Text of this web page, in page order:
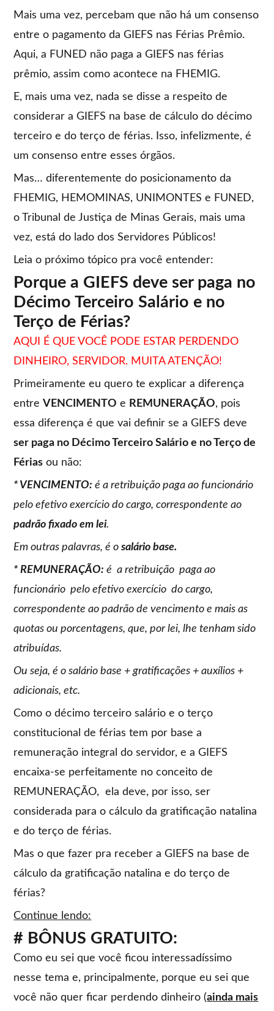
Mais uma vez, percebam que não há um consenso
entre o pagamento da GIEFS nas Férias Prêmio.
Aqui, a FUNED não paga a GIEFS nas férias
prêmio, assim como acontece na FHEMIG.
E, mais uma vez, nada se disse a respeito de
considerar a GIEFS na base de cálculo do décimo
terceiro e do terço de férias. Isso, infelizmente, é
um consenso entre esses órgãos.
Mas… diferentemente do posicionamento da
FHEMIG, HEMOMINAS, UNIMONTES e FUNED,
o Tribunal de Justiça de Minas Gerais, mais uma
vez, está do lado dos Servidores Públicos!
Leia o próximo tópico pra você entender:
Porque a GIEFS deve ser paga no
Décimo Terceiro Salário e no
Terço de Férias?
AQUI É QUE VOCÊ PODE ESTAR PERDENDO
DINHEIRO, SERVIDOR. MUITA ATENÇÃO!
Primeiramente eu quero te explicar a diferença
entreVENCIMENTO e REMUNERAÇÃO, pois
essa diferença é que vai definir se a GIEFS deve
ser paga no Décimo Terceiro Salário e no Terço de
Férias ou não:
* VENCIMENTO: é a retribuição paga ao funcionário
pelo efetivo exercício do cargo, correspondente ao
padrão fixado em lei.
Em outras palavras, é osalário base.
* REMUNERAÇÃO: é a retribuição paga ao
funcionário pelo efetivo exercício do cargo,
correspondente ao padrão de vencimento e mais as
quotas ou porcentagens, que, por lei, lhe tenham sido
atribuídas.
Ou seja, é o salário base + gratificações + auxílios +
adicionais, etc.
Como o décimo terceiro salário e o terço
constitucional de férias tem por base a
remuneração integral do servidor, e a GIEFS
encaixa-se perfeitamente no conceito de
REMUNERAÇÃO, ela deve, por isso, ser
considerada para o cálculo da gratificação natalina
e do terço de férias.
Mas o que fazer pra receber a GIEFS na base de
cálculo da gratificação natalina e do terço de
férias?
Continue lendo:
# BÔNUS GRATUITO:
Como eu sei que você ficou interessadíssimo
nesse tema e, principalmente, porque eu sei que
você não quer ficar perdendo dinheiro (ainda mais